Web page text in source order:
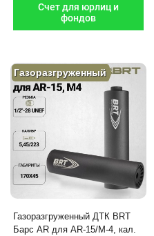
Счет для юрлиц и
фондов
Газоразгруженный
Газоразгруженный ДТК BRT
Барс AR для AR-15/M-4, кал.